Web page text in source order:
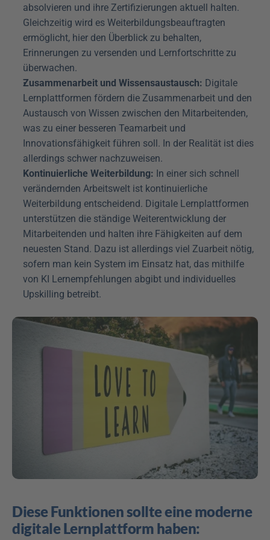
absolvieren und ihre Zertifizierungen aktuell halten.
Gleichzeitig wird es Weiterbildungsbeauftragten
ermöglicht, hier den Überblick zu behalten,
Erinnerungen zu versenden und Lernfortschritte zu
überwachen.
Zusammenarbeit und Wissensaustausch: Digitale
Lernplattformen fördern die Zusammenarbeit und den
Austausch von Wissen zwischen den Mitarbeitenden,
was zu einer besseren Teamarbeit und
Innovationsfähigkeit führen soll. In der Realität ist dies
allerdings schwer nachzuweisen.
Kontinuierliche Weiterbildung: In einer sich schnell
verändernden Arbeitswelt ist kontinuierliche
Weiterbildung entscheidend. Digitale Lernplattformen
unterstützen die ständige Weiterentwicklung der
Mitarbeitenden und halten ihre Fähigkeiten auf dem
neuesten Stand. Dazu ist allerdings viel Zuarbeit nötig,
sofern man kein System im Einsatz hat, das mithilfe
von KI Lernempfehlungen abgibt und individuelles
Upskilling betreibt.
Diese Funktionen sollte eine moderne
digitale Lernplattform haben: